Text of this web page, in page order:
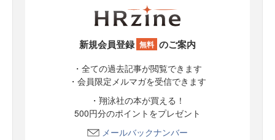
新規会員登録 無料 のご案内
・全ての過去記事が閲覧できます
・会員限定メルマガを受信できます
・翔泳社の本が買える！
500円分のポイントをプレゼント
メールバックナンバー